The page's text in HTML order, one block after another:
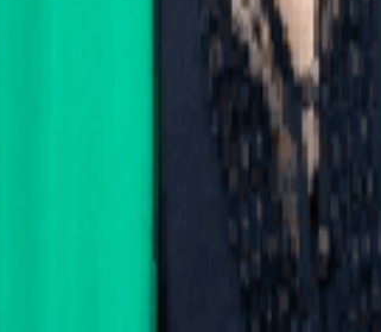
à vos tableaux de bord en temps réel.